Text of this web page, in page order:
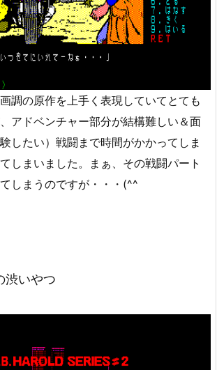
調の原作を上手く表現していてとても
アドベンチャー部分が結構難しい＆面
したい）戦闘まで時間がかかってしま
しまいました。まぁ、その戦闘パート
しまうのですが・・・(^^ゞ
渋いやつ